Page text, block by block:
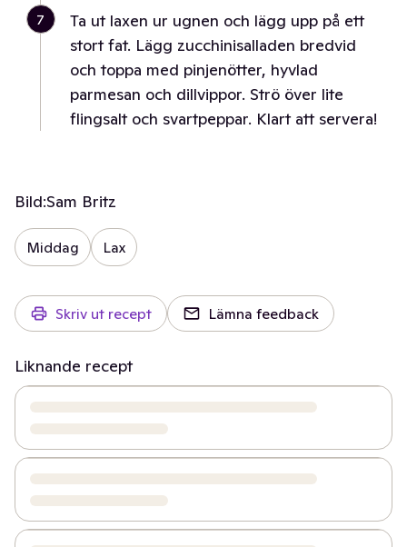
7
Ta ut laxen ur ugnen och lägg upp på ett
stort fat. Lägg zucchinisalladen bredvid
och toppa med pinjenötter, hyvlad
parmesan och dillvippor. Strö över lite
flingsalt och svartpeppar. Klart att servera!
Bild:Sam Britz
Middag Lax
Skriv ut recept Lämna feedback
Liknande recept